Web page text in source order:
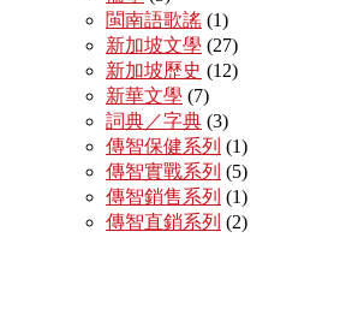
閩南語歌謠 (1)
新加坡文學 (27)
新加坡歷史 (12)
新華文學 (7)
詞典／字典 (3)
傳智保健系列 (1)
傳智實戰系列 (5)
傳智銷售系列 (1)
傳智直銷系列 (2)